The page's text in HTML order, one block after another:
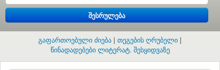
შოთა
რუსთაველის
სახელმწიფო
უნივერსიტეტის
ბიბლიოთეკა
შესრულება
გაფართოებული ძიება თეგების ღრუბელი
წინადადებები ლიტერატ. შესყიდვაზე